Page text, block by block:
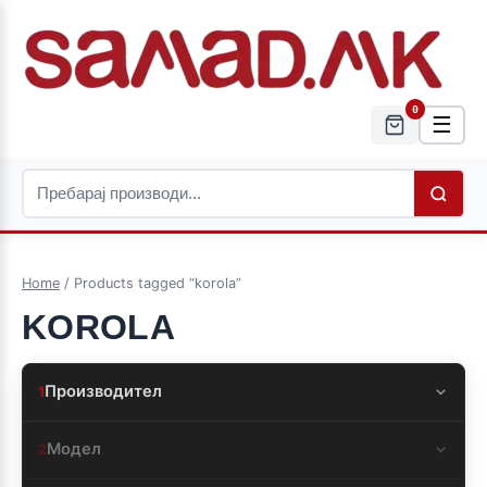
0
☰
Home / Products tagged “korola”
KOROLA
1Производител
2Модел